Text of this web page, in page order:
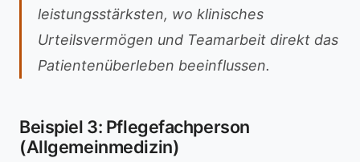
leistungsstärksten, wo klinisches
Urteilsvermögen und Teamarbeit direkt das
Patientenüberleben beeinflussen.
Beispiel 3: Pflegefachperson
(Allgemeinmedizin)